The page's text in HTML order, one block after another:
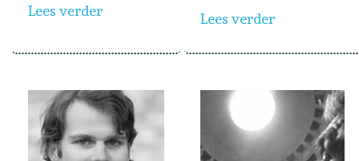
Lees verder
Lees verder